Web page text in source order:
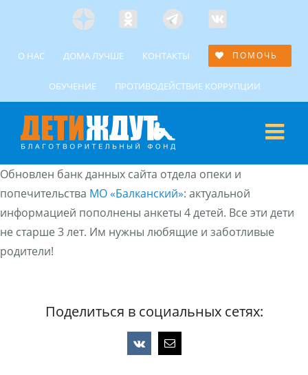
ЯндексОдноклассники
Telegramm
Custom
О НАС ДОМА ЛУЧШЕ КОНТАКТЫ ПОМОЧЬ
ОБУЧЕНИЕ ПРОТИВОДЕЙСТВИЕ КОРРУПЦИИ
Обновлен банк данных сайта отдела опеки и
попечительства МО «Балканский»: актуальной
информацией пополнены анкеты 4 детей. Все эти дети
не старше 3 лет. Им нужны любящие и заботливые
родители!
Поделиться в социальных сетях:
Vk Email